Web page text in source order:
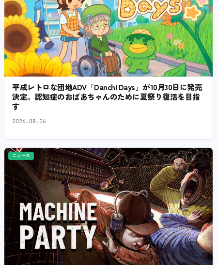
平成レトロな団地ADV「Danchi Days」が10月30日に発売
決定。認知症のおばあちゃんのために夏祭り復活を目指
す
2026.08.06
ニュース